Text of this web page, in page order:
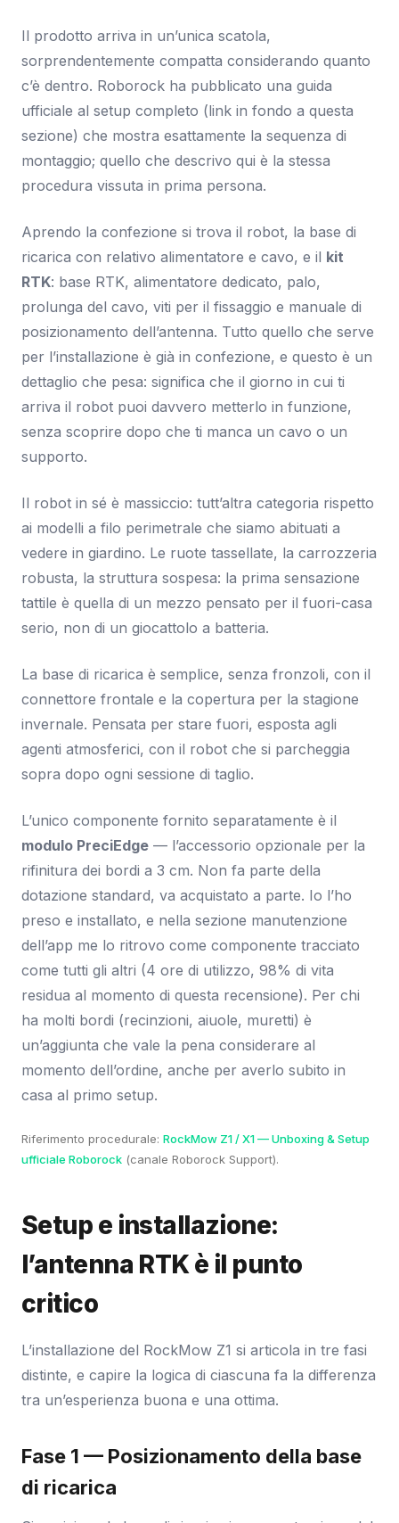
Il prodotto arriva in un’unica scatola,
sorprendentemente compatta considerando quanto
c’è dentro. Roborock ha pubblicato una guida
ufficiale al setup completo (link in fondo a questa
sezione) che mostra esattamente la sequenza di
montaggio; quello che descrivo qui è la stessa
procedura vissuta in prima persona.
Aprendo la confezione si trova il robot, la base di
ricarica con relativo alimentatore e cavo, e il kit
RTK: base RTK, alimentatore dedicato, palo,
prolunga del cavo, viti per il fissaggio e manuale di
posizionamento dell’antenna. Tutto quello che serve
per l’installazione è già in confezione, e questo è un
dettaglio che pesa: significa che il giorno in cui ti
arriva il robot puoi davvero metterlo in funzione,
senza scoprire dopo che ti manca un cavo o un
supporto.
Il robot in sé è massiccio: tutt’altra categoria rispetto
ai modelli a filo perimetrale che siamo abituati a
vedere in giardino. Le ruote tassellate, la carrozzeria
robusta, la struttura sospesa: la prima sensazione
tattile è quella di un mezzo pensato per il fuori-casa
serio, non di un giocattolo a batteria.
La base di ricarica è semplice, senza fronzoli, con il
connettore frontale e la copertura per la stagione
invernale. Pensata per stare fuori, esposta agli
agenti atmosferici, con il robot che si parcheggia
sopra dopo ogni sessione di taglio.
L’unico componente fornito separatamente è il
modulo PreciEdge — l’accessorio opzionale per la
rifinitura dei bordi a 3 cm. Non fa parte della
dotazione standard, va acquistato a parte. Io l’ho
preso e installato, e nella sezione manutenzione
dell’app me lo ritrovo come componente tracciato
come tutti gli altri (4 ore di utilizzo, 98% di vita
residua al momento di questa recensione). Per chi
ha molti bordi (recinzioni, aiuole, muretti) è
un’aggiunta che vale la pena considerare al
momento dell’ordine, anche per averlo subito in
casa al primo setup.
Riferimento procedurale: RockMow Z1 / X1 — Unboxing & Setup
ufficiale Roborock (canale Roborock Support).
Setup e installazione:
l’antenna RTK è il punto
critico
L’installazione del RockMow Z1 si articola in tre fasi
distinte, e capire la logica di ciascuna fa la differenza
tra un’esperienza buona e una ottima.
Fase 1 — Posizionamento della base
di ricarica